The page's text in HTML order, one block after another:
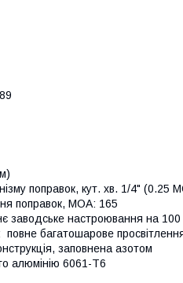
поправок, кут. хв. 1/4" (0.25
поправок, МОА: 165
заводське настроювання на 100
повне багатошарове
заповнена азотом
алюмінію 6061-T6